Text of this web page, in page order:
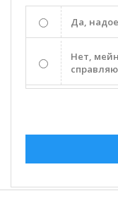
Да,
Нет,